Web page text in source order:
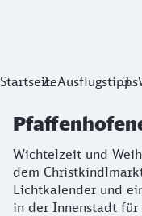
StartseiteAusflugstipps
Wichtelzeit und
dem
Lichtkalender und
in der Innenstadt für